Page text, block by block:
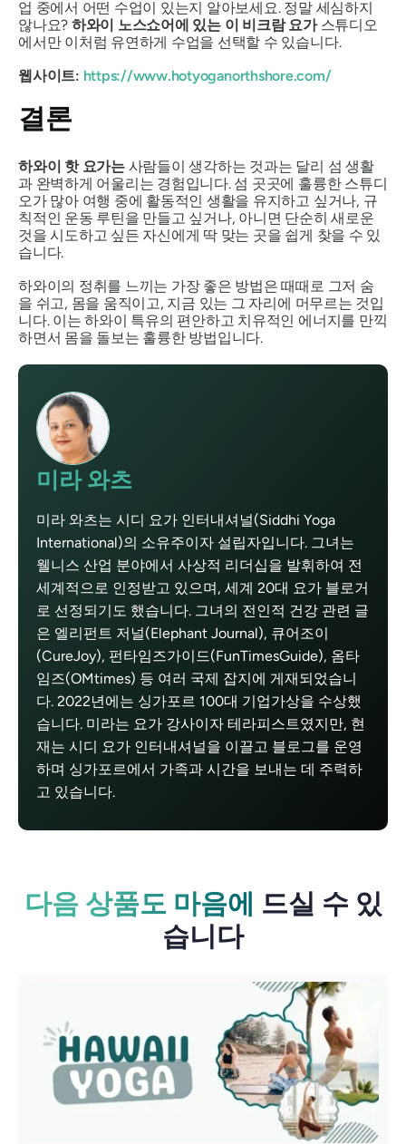
업 중에서 어떤 수업이 있는지 알아보세요. 정말 세심하지
않나요? 하와이 노스쇼어에 있는 이 비크람 요가 스튜디오
에서만 이처럼 유연하게 수업을 선택할 수 있습니다.
웹사이트: https://www.hotyoganorthshore.com/
결론
하와이 핫 요가는사람들이 생각하는 것과는 달리 섬 생활
과 완벽하게 어울리는 경험입니다. 섬 곳곳에 훌륭한 스튜디
오가 많아 여행 중에 활동적인 생활을 유지하고 싶거나, 규
칙적인 운동 루틴을 만들고 싶거나, 아니면 단순히 새로운
것을 시도하고 싶든 자신에게 딱 맞는 곳을 쉽게 찾을 수 있
습니다.
하와이의 정취를 느끼는 가장 좋은 방법은 때때로 그저 숨
을 쉬고, 몸을 움직이고, 지금 있는 그 자리에 머무르는 것입
니다. 이는 하와이 특유의 편안하고 치유적인 에너지를 만끽
하면서 몸을 돌보는 훌륭한 방법입니다.
미라 와츠
미라 와츠는 시디 요가 인터내셔널(Siddhi Yoga
International)의 소유주이자 설립자입니다. 그녀는
웰니스 산업 분야에서 사상적 리더십을 발휘하여 전
세계적으로 인정받고 있으며, 세계 20대 요가 블로거
로 선정되기도 했습니다. 그녀의 전인적 건강 관련 글
은 엘리펀트 저널(Elephant Journal), 큐어조이
(CureJoy), 펀타임즈가이드(FunTimesGuide), 옴타
임즈(OMtimes) 등 여러 국제 잡지에 게재되었습니
다. 2022년에는 싱가포르 100대 기업가상을 수상했
습니다. 미라는 요가 강사이자 테라피스트였지만, 현
재는 시디 요가 인터내셔널을 이끌고 블로그를 운영
하며 싱가포르에서 가족과 시간을 보내는 데 주력하
고 있습니다.
다음 상품도 마음에 드실 수 있
습니다